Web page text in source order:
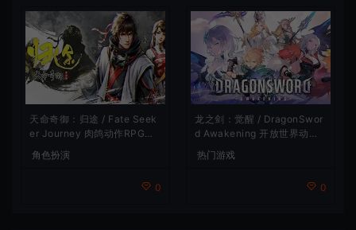
天命奇御：归途 / Fate Seek
er Journey 肉鸽动作RPG游
戏
角色扮演
0
龙之剑：觉醒 / DragonSwor
d Awakening 开放世界动作R
热门游戏
0